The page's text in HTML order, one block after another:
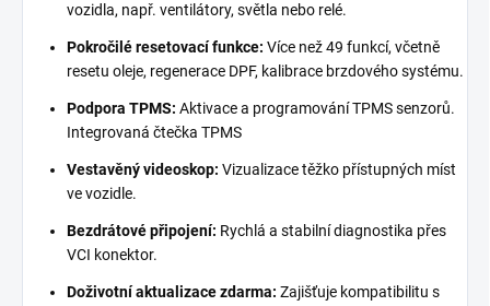
vozidla, např. ventilátory, světla nebo relé.
Pokročilé resetovací funkce: Více než 49 funkcí, včetně
resetu oleje, regenerace DPF, kalibrace brzdového systému.
Podpora TPMS: Aktivace a programování TPMS senzorů.
Integrovaná čtečka TPMS
Vestavěný videoskop: Vizualizace těžko přístupných míst
ve vozidle.
Bezdrátové připojení: Rychlá a stabilní diagnostika přes
VCI konektor.
Doživotní aktualizace zdarma: Zajišťuje kompatibilitu s